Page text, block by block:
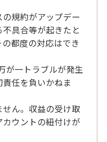
規約がアップデー
具合等が起きたと
都度の対応はでき
が一トラブルが発生
任を負いかねま
ん。収益の受け取
ウントの紐付けが